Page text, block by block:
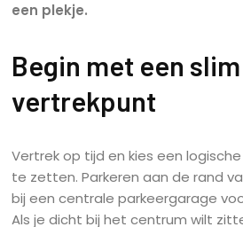
een plekje.
Begin met een slim
vertrekpunt
Vertrek op tijd en kies een
te zetten. Parkeren aan de rand
bij een centrale parkeergarage
Als je dicht bij het centrum wilt